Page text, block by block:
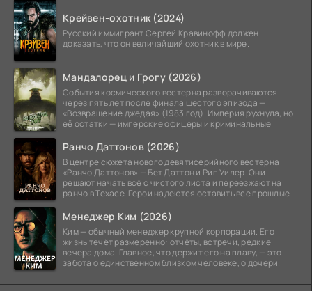
Крейвен-охотник (2024)
Русский иммигрант Сергей Кравинофф должен
доказать, что он величайший охотник в мире.
Мандалорец и Грогу (2026)
События космического вестерна разворачиваются
через пять лет после финала шестого эпизода —
«Возвращение джедая» (1983 год). Империя рухнула, но
её остатки — имперские офицеры и криминальные
Ранчо Даттонов (2026)
В центре сюжета нового девятисерийного вестерна
«Ранчо Даттонов» — Бет Даттон и Рип Уилер. Они
решают начать всё с чистого листа и переезжают на
ранчо в Техасе. Герои надеются оставить все прошлые
Менеджер Ким (2026)
Ким — обычный менеджер крупной корпорации. Его
жизнь течёт размеренно: отчёты, встречи, редкие
вечера дома. Главное, что держит его на плаву, — это
забота о единственном близком человеке, о дочери.